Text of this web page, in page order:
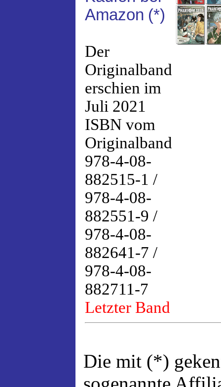
Amazon (*)
Der
Originalband
erschien im
Juli 2021
ISBN vom
Originalband
978-4-08-
882515-1 /
978-4-08-
882551-9 /
978-4-08-
882641-7 /
978-4-08-
882711-7
Letzter Band
Die mit (*)